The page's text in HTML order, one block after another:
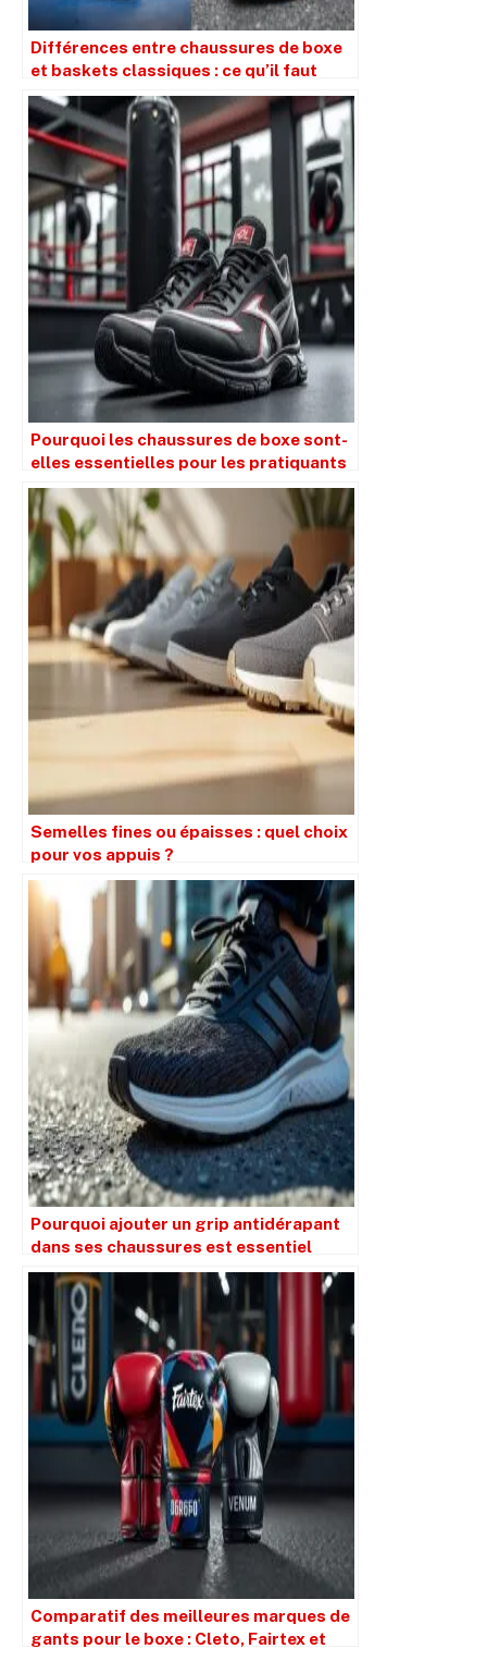
Différences entre chaussures de boxe
et baskets classiques : ce qu’il faut
savoir
Pourquoi les chaussures de boxe sont-
elles essentielles pour les pratiquants
?
Semelles fines ou épaisses : quel choix
pour vos appuis ?
Pourquoi ajouter un grip antidérapant
dans ses chaussures est essentiel
Comparatif des meilleures marques de
gants pour le boxe : Cleto, Fairtex et